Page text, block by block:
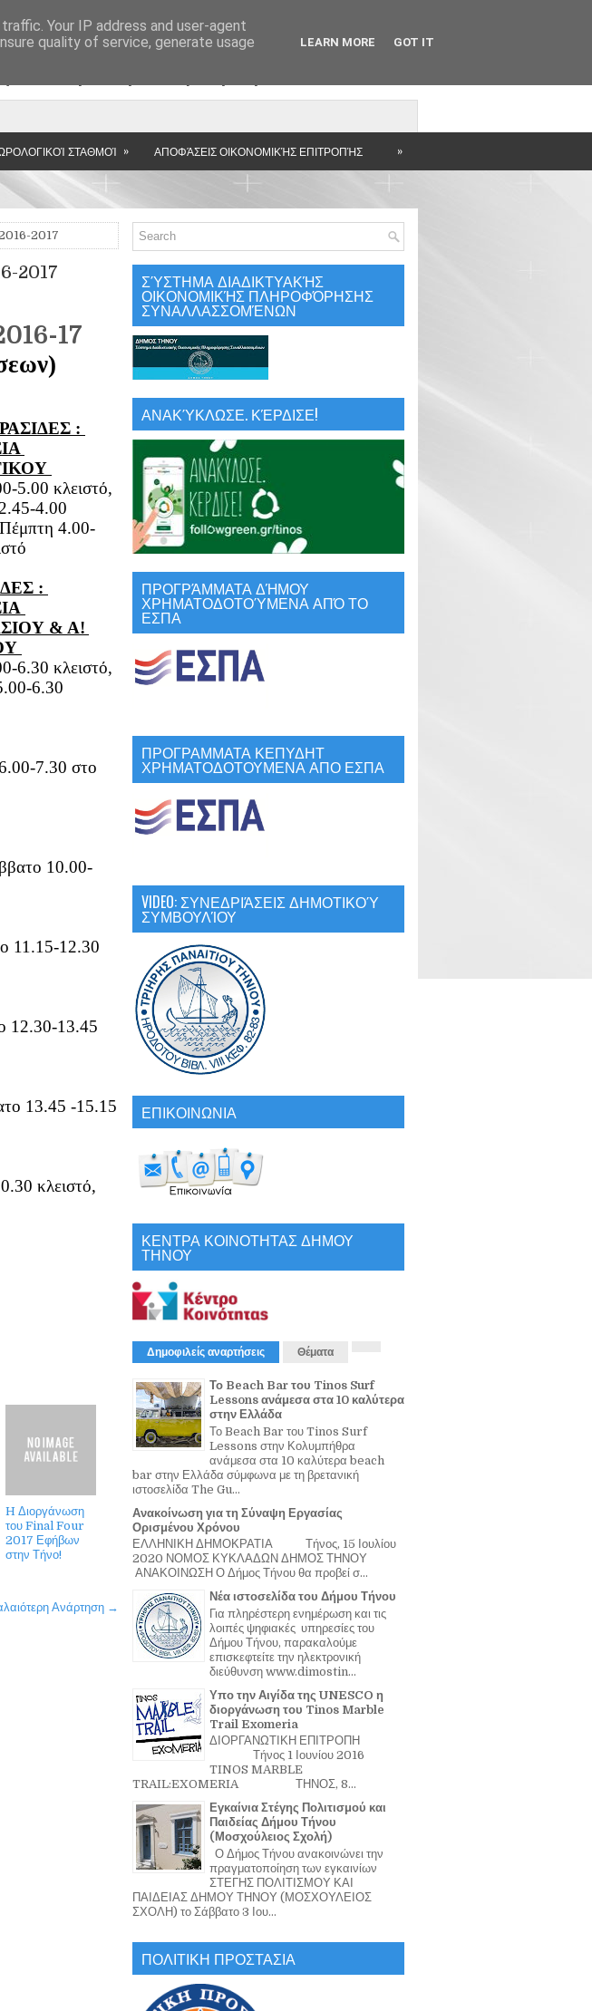
ΣΤΑΘΜΟΊ » ΑΠΟΦΆΣΕΙΣ ΟΙΚΟΝΟΜΙΚΉΣ ΕΠΙΤΡΟΠΉΣ »
2017
2017
17
:
5.00 κλειστό,
4.00
4.00-
:
& Α!
6.30 κλειστό,
6.30
7.30 στο
10.00-
11.15-12.30
12.30-13.45
13.45 -15.15
κλειστό,
H Διοργάνωση
του Final Four
2017 Εφήβων
στην Τήνο!
Ανάρτηση →
ΣΎΣΤΗΜΑ ΔΙΑΔΙΚΤΥΑΚΉΣ
ΟΙΚΟΝΟΜΙΚΉΣ ΠΛΗΡΟΦΌΡΗΣΗΣ
ΣΥΝΑΛΛΑΣΣΟΜΈΝΩΝ
ΑΝΑΚΎΚΛΩΣΕ. ΚΈΡΔΙΣΕ!
ΠΡΟΓΡΆΜΜΑΤΑ ΔΉΜΟΥ
ΧΡΗΜΑΤΟΔΟΤΟΎΜΕΝΑ ΑΠΌ ΤΟ
ΕΣΠΑ
ΠΡΟΓΡΑΜΜΑΤΑ ΚΕΠΥΔΗΤ
ΧΡΗΜΑΤΟΔΟΤΟΥΜΕΝΑ ΑΠΟ ΕΣΠΑ
VIDEO: ΣΥΝΕΔΡΙΆΣΕΙΣ ΔΗΜΟΤΙΚΟΎ
ΣΥΜΒΟΥΛΊΟΥ
ΕΠΙΚΟΙΝΩΝΙΑ
ΚΕΝΤΡΑ ΚΟΙΝΟΤΗΤΑΣ ΔΗΜΟΥ
ΤΗΝΟΥ
Δημοφιλείς αναρτήσεις Θέματα
Το Beach Bar του Tinos Surf
Lessons ανάμεσα στα 10 καλύτερα
στην Ελλάδα
Το Beach Bar του Tinos Surf
Lessons στην Κολυμπήθρα
ανάμεσα στα 10 καλύτερα beach
bar στην Ελλάδα σύμφωνα με τη βρετανική
ιστοσελίδα The Gu...
Ανακοίνωση για τη Σύναψη Εργασίας
Ορισμένου Χρόνου
ΕΛΛΗΝΙΚΗ ΔΗΜΟΚΡΑΤΙΑ Τήνος, 15 Ιουλίου
2020 ΝΟΜΟΣ ΚΥΚΛΑΔΩΝ ΔΗΜΟΣ ΤΗΝΟΥ
ΑΝΑΚΟΙΝΩΣΗ Ο Δήμος Τήνου θα προβεί σ...
Νέα ιστοσελίδα του Δήμου Τήνου
Για πληρέστερη ενημέρωση και τις
λοιπές ψηφιακές υπηρεσίες του
Δήμου Τήνου, παρακαλούμε
επισκεφτείτε την ηλεκτρονική
διεύθυνση www.dimostin...
Υπο την Αιγίδα της UNESCO η
διοργάνωση του Tinos Marble
Trail Exomeria
ΔΙΟΡΓΑΝΩΤΙΚΗ ΕΠΙΤΡΟΠΗ
Τήνος 1 Ιουνίου 2016
TINOS MARBLE
TRAIL:EXOMERIA ΤΗΝΟΣ, 8...
Εγκαίνια Στέγης Πολιτισμού και
Παιδείας Δήμου Τήνου
(Μοσχούλειος Σχολή)
Ο Δήμος Τήνου ανακοινώνει την
πραγματοποίηση των εγκαινίων
ΣΤΕΓΗΣ ΠΟΛΙΤΙΣΜΟΥ ΚΑΙ
ΠΑΙΔΕΙΑΣ ΔΗΜΟΥ ΤΗΝΟΥ (ΜΟΣΧΟΥΛΕΙΟΣ
ΣΧΟΛΗ) το Σάββατο 3 Ιου...
ΠΟΛΙΤΙΚΗ ΠΡΟΣΤΑΣΙΑ
Your IP address and user-agent
quality of service, generate usage
LEARN MORE GOT IT